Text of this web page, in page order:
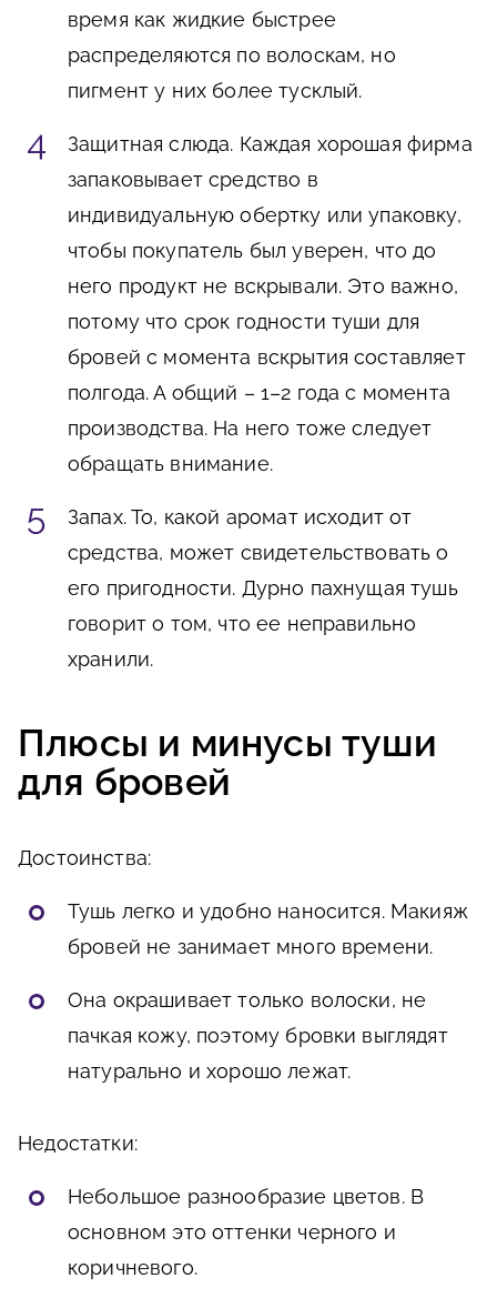
время как жидкие быстрее
распределяются по волоскам, но
пигмент у них более тусклый.
Защитная слюда. Каждая хорошая фирма
запаковывает средство в
индивидуальную обертку или упаковку,
чтобы покупатель был уверен, что до
него продукт не вскрывали. Это важно,
потому что срок годности туши для
бровей с момента вскрытия составляет
полгода. А общий – 1–2 года с момента
производства. На него тоже следует
обращать внимание.
Запах. То, какой аромат исходит от
средства, может свидетельствовать о
его пригодности. Дурно пахнущая тушь
говорит о том, что ее неправильно
хранили.
Плюсы и минусы туши
для бровей
Достоинства:
Тушь легко и удобно наносится. Макияж
бровей не занимает много времени.
Она окрашивает только волоски, не
пачкая кожу, поэтому бровки выглядят
натурально и хорошо лежат.
Недостатки:
Небольшое разнообразие цветов. В
основном это оттенки черного и
коричневого.